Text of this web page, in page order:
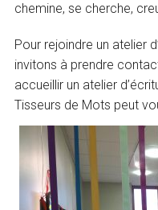
chemine, se cherche,
Pour rejoindre un atelier
invitons à prendre
accueillir un atelier
Tisseurs de Mots peut